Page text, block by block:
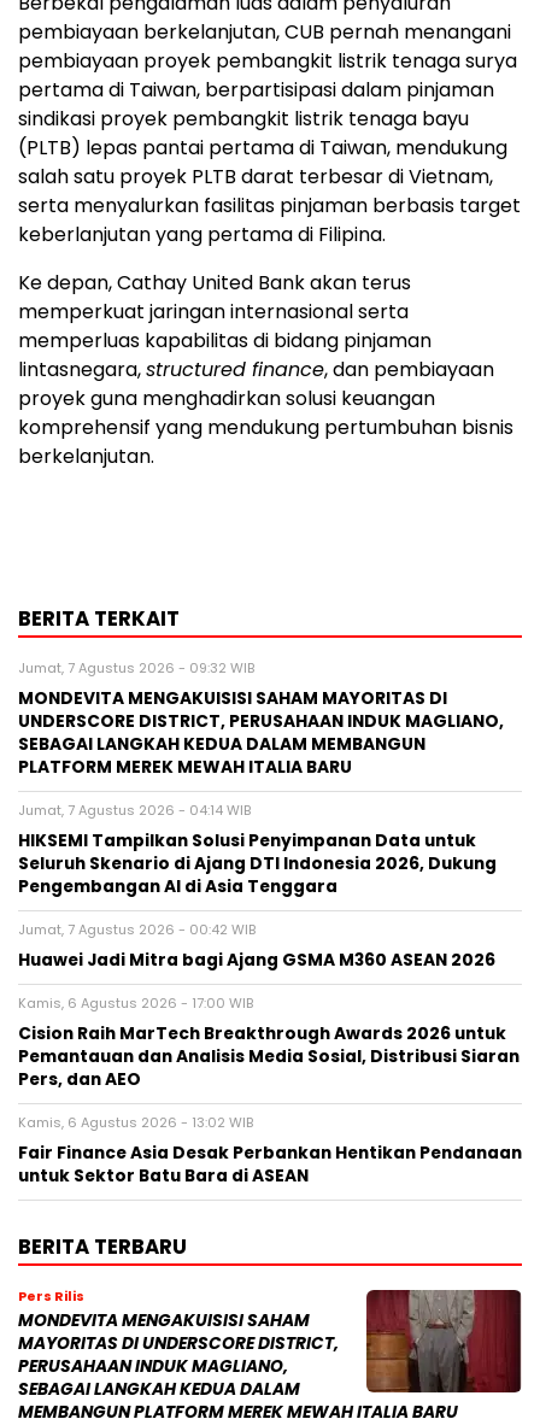
pembiayaan berkelanjutan, CUB pernah menangani
pembiayaan proyek pembangkit listrik tenaga surya
pertama di Taiwan, berpartisipasi dalam pinjaman
sindikasi proyek pembangkit listrik tenaga bayu
(PLTB) lepas pantai pertama di Taiwan, mendukung
salah satu proyek PLTB darat terbesar di Vietnam,
serta menyalurkan fasilitas pinjaman berbasis target
keberlanjutan yang pertama di Filipina.
Ke depan, Cathay United Bank akan terus
memperkuat jaringan internasional serta
memperluas kapabilitas di bidang pinjaman
lintasnegara,structured finance, dan pembiayaan
proyek guna menghadirkan solusi keuangan
komprehensif yang mendukung pertumbuhan bisnis
berkelanjutan.
BERITA TERKAIT
Jumat, 7 Agustus 2026 - 09:32 WIB
MONDEVITA MENGAKUISISI SAHAM MAYORITAS DI
UNDERSCORE DISTRICT, PERUSAHAAN INDUK MAGLIANO,
SEBAGAI LANGKAH KEDUA DALAM MEMBANGUN
PLATFORM MEREK MEWAH ITALIA BARU
Jumat, 7 Agustus 2026 - 04:14 WIB
HIKSEMI Tampilkan Solusi Penyimpanan Data untuk
Seluruh Skenario di Ajang DTI Indonesia 2026, Dukung
Pengembangan AI di Asia Tenggara
Jumat, 7 Agustus 2026 - 00:42 WIB
Huawei Jadi Mitra bagi Ajang GSMA M360 ASEAN 2026
Kamis, 6 Agustus 2026 - 17:00 WIB
Cision Raih MarTech Breakthrough Awards 2026 untuk
Pemantauan dan Analisis Media Sosial, Distribusi Siaran
Pers, dan AEO
Kamis, 6 Agustus 2026 - 13:02 WIB
Fair Finance Asia Desak Perbankan Hentikan Pendanaan
untuk Sektor Batu Bara di ASEAN
BERITA TERBARU
Pers Rilis
MONDEVITA MENGAKUISISI SAHAM
MAYORITAS DI UNDERSCORE DISTRICT,
PERUSAHAAN INDUK MAGLIANO,
SEBAGAI LANGKAH KEDUA DALAM
MEMBANGUN PLATFORM MEREK MEWAH ITALIA BARU